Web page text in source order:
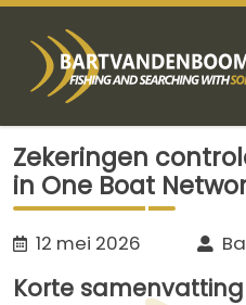
Zekeringen
in One Boat
12 mei 2026
Korte samenvatting